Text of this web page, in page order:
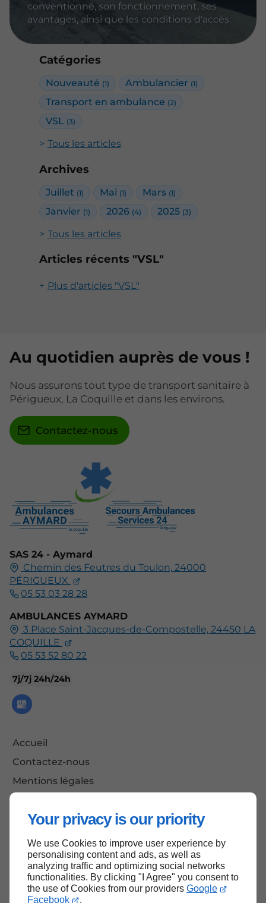
Your privacy is our priority
We use Cookies to improve user experience by
personalising content and ads, as well as
analyzing traffic and optimizing social networks
functionalities. By clicking "I Agree" you consent to
the use of Cookies from our providers Google
Facebook
.
Catégories
Nouveauté (1) Ambulancier (1)
Transport en ambulance (2)
VSL (3)
Tous les articles
Archives
Juillet (1) Mai (1) Mars (1)
Janvier (1) 2026 (4) 2025 (3)
Tous les articles
Articles récents "VSL"
Plus d'articles "VSL"
conventionné, son fonctionnement, ses
avantages, ainsi que les conditions d'accès.
SAS 24 - Aymard
Chemin des Feutres du Toulon, 24000
PÉRIGUEUX
05 53 03 28 28
AMBULANCES AYMARD
3 Place Saint-Jacques-de-Compostelle, 24450 LA
COQUILLE
05 53 52 80 22
7j/7j 24h/24h
Accueil
Contactez-nous
Mentions légales
Au quotidien auprès de vous !
Nous assurons tout type de transport sanitaire à
Périgueux, La Coquille et dans les environs.
Contactez-nous
Haut de page